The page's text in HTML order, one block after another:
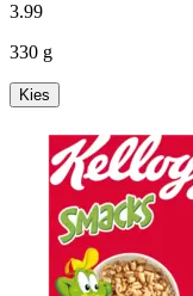
3.99
330 g
Kies